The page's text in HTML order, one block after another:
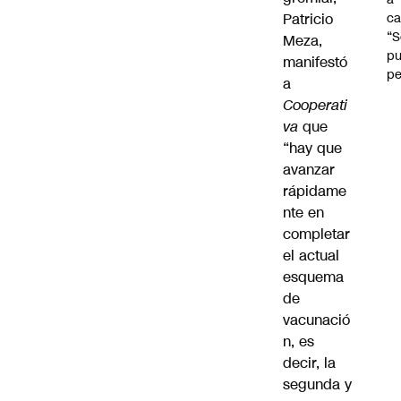
Patricio
Meza,
manifestó
a
Cooperati
va que
“hay que
avanzar
rápidame
nte en
completar
el actual
esquema
de
vacunació
n, es
decir, la
segunda y